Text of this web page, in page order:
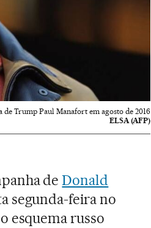
de Trump Paul Manafort em agosto de 2016
ELSA (AFP)
deDonald
segunda-feira no
esquema russo